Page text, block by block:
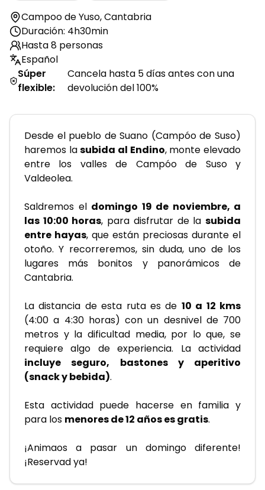
Campoo de Yuso,Cantabria
Duración: 4h30min
Hasta 8 personas
Español
Súper
flexible:
Cancela hasta 5 días antes con una
devolución del 100%
Desde el pueblo de Suano (Campóo de Suso)
haremos la subida al Endino, monte elevado
entre los valles de Campóo de Suso y
Valdeolea.
Saldremos el domingo 19 de noviembre, a
las 10:00 horas, para disfrutar de la subida
entre hayas, que están preciosas durante el
otoño. Y recorreremos, sin duda, uno de los
lugares más bonitos y panorámicos de
Cantabria.
La distancia de esta ruta es de 10 a 12 kms
(4:00 a 4:30 horas) con un desnivel de 700
metros y la dificultad media, por lo que, se
incluye seguro, bastones y aperitivo
(snack y bebida).
Esta actividad puede hacerse en familia y
para los menores de 12 años es gratis.
¡Animaos a pasar un domingo diferente!
¡Reservad ya!